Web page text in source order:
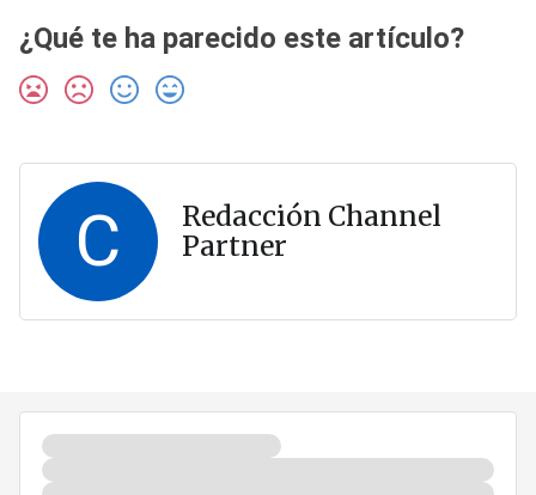
¿Qué te ha parecido este artículo?
C
Redacción Channel
Partner